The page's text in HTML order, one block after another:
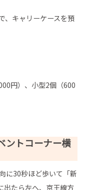
、キャリーケースを預
円）、小型2個（600
ントコーナー横
に30秒ほど歩いて「新
出たら左へ、京王線方